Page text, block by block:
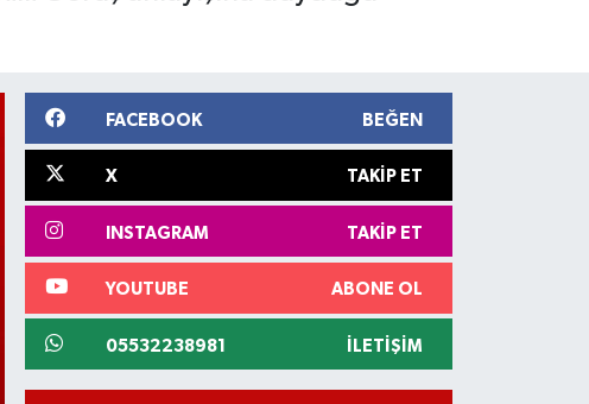
FACEBOOK BEĞEN
X TAKIP ET
INSTAGRAM TAKIP ET
YOUTUBE ABONE OL
05532238981 İLETIŞIM